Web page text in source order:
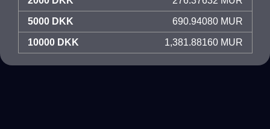
5000 DKK 690.94080 MUR
10000 DKK 1,381.88160 MUR